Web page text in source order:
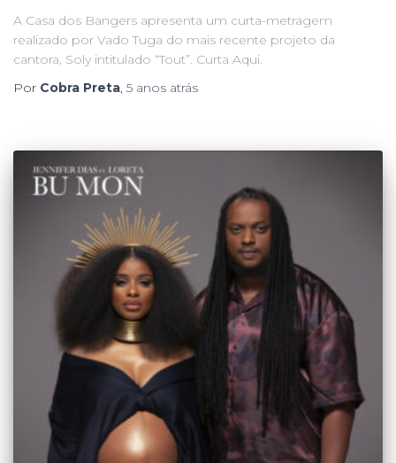
A Casa dos Bangers apresenta um curta-metragem
realizado por Vado Tuga do mais recente projeto da
cantora, Soly intitulado “Tout”. Curta Aqui.
Por Cobra Preta, 5 anos atrás